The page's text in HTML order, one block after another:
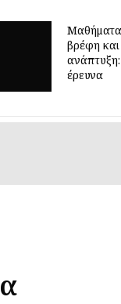
βρέφη και
ανάπτυξη:
έρευνα